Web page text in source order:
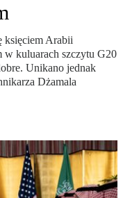
księciem Arabii
w kuluarach szczytu G20
Unikano jednak
Dżamala